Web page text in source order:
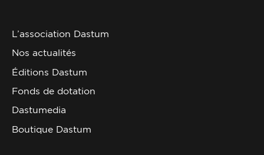
L’association Dastum
Nos actualités
Éditions Dastum
Fonds de dotation
Dastumedia
Boutique Dastum